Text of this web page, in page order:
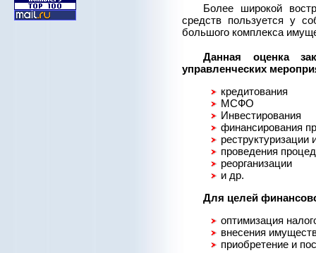
Более широкой
средств пользуется у
большого комплекса
Данная оценка
управленческих
кредитования
МСФО
Инвестирования
финансирования
реструктуризации
проведения
реорганизации
и др.
Для целей
оптимизация
внесения
приобретение и